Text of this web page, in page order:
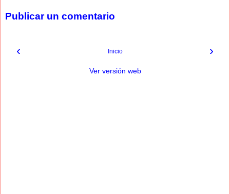
Publicar un comentario
‹ ›
Inicio
Ver versión web